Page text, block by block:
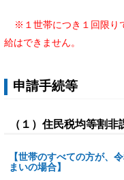
※１世帯につき１回限り
給はできません。
申請手続等
（１）住民税均等割非
【世帯のすべての方が、
まいの場合】